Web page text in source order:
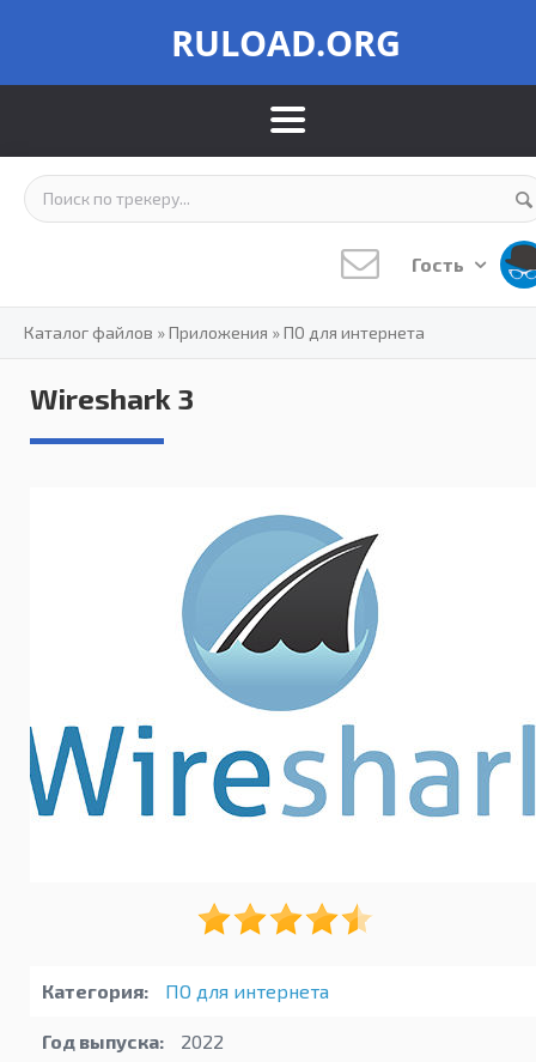
RULOAD.ORG
Гость
Каталог файлов »Приложения »ПО для интернета
Wireshark 3
Категория: ПО для интернета
Год выпуска: 2022